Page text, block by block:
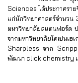
Sciences ได้ประกาศราย
แก่นักวิทยาศาสตร์จำนวน
มหาวิทยาลัยสแตนฟอร์ด
จากมหาวิทยาลัยโคเปนเ
Sharpless จาก
พัฒนา click chemistry